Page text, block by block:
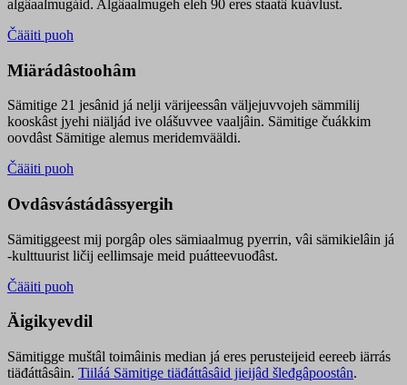
algâaalmugáid. Algâaalmugeh eleh 90 eres staatâ kuávlust.
Čääiti puoh
Miärádâstoohâm
Sämitige 21 jesânid já nelji värijeessân väljejuvvojeh sämmilij
kooskâst jyehi niäljád ive olášuvvee vaaljâin. Sämitige čuákkim
oovdâst Sämitige alemus meridemvääldi.
Čääiti puoh
Ovdâsvástádâssyergih
Sämitiggeest mij porgâp oles sämiaalmug pyerrin, vâi sämikielâin já
-kulttuurist ličij eellimsaje meid puátteevuođâst.
Čääiti puoh
Äigikyevdil
Sämitigge muštâl toimâinis median já eres perusteijeid eereeb iärrás
tiäđáttâsâin. Tiiláá Sämitige tiäđáttâsâid jieijâd šleđgâpoostân.